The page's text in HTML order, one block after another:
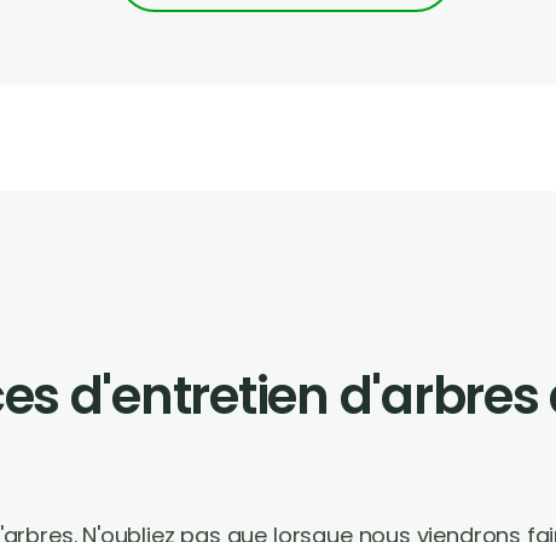
d'entretien d'arbres
N'oubliez pas que lorsque nous viendrons